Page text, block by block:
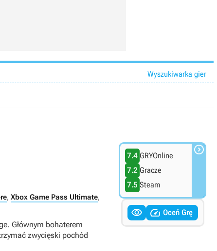
Wyszukiwarka gier
, Xbox Game Pass Ultimate,
Głównym bohaterem
zwycięski pochód
7.4 GRYOnline
7.2 Gracze
7.5 Steam

  Oceń Grę